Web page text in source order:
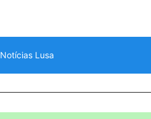
Notícias Lusa